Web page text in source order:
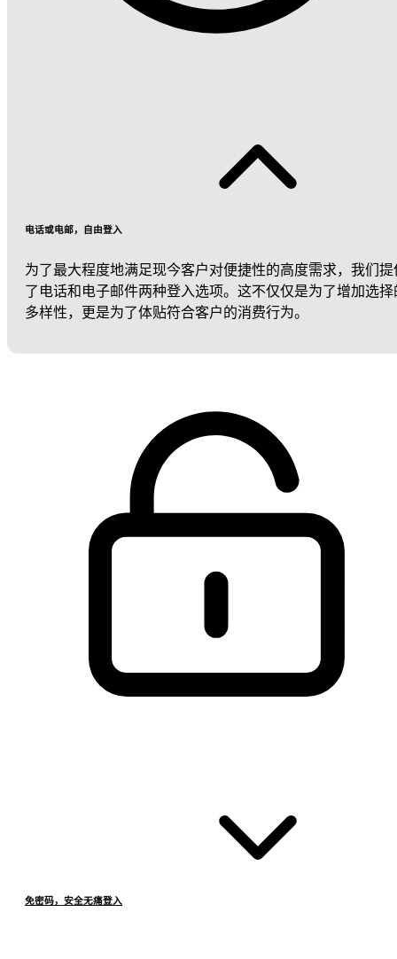
电话或电邮，自由登入
为了最大程度地满足现今客户对便捷性的高度需求，我们提
了电话和电子邮件两种登入选项。这不仅仅是为了增加选择
多样性，更是为了体贴符合客户的消费行为。
免密码，安全无痛登入